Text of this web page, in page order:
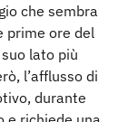
che sembra
prime ore del
lato più
l’afflusso di
durante